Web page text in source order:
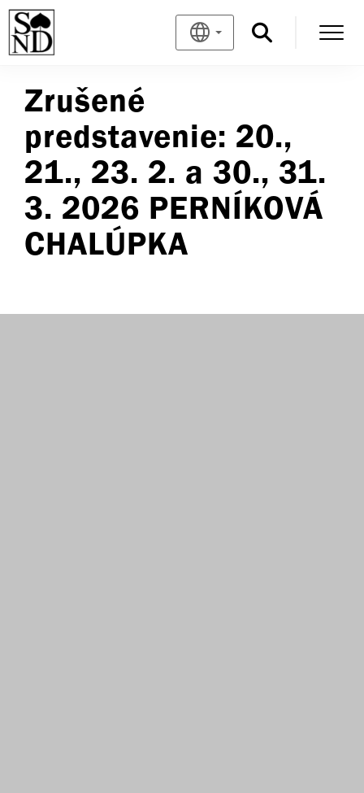
Zrušené
predstavenie: 20.,
21., 23. 2. a 30., 31.
3. 2026 PERNÍKOVÁ
CHALÚPKA